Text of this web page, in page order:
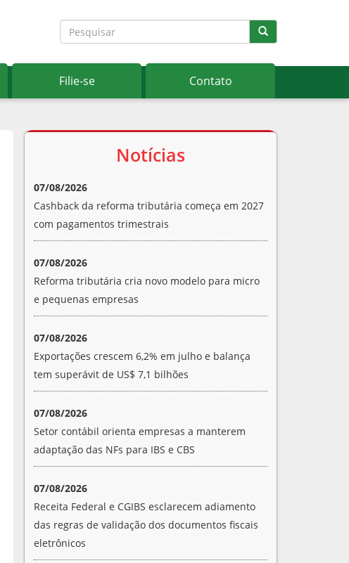
Filie-se Contato
Notícias
07/08/2026
Cashback da reforma tributária começa em 2027
com pagamentos trimestrais
07/08/2026
Reforma tributária cria novo modelo para micro
e pequenas empresas
07/08/2026
Exportações crescem 6,2% em julho e balança
tem superávit de US$ 7,1 bilhões
07/08/2026
Setor contábil orienta empresas a manterem
adaptação das NFs para IBS e CBS
07/08/2026
Receita Federal e CGIBS esclarecem adiamento
das regras de validação dos documentos fiscais
eletrônicos